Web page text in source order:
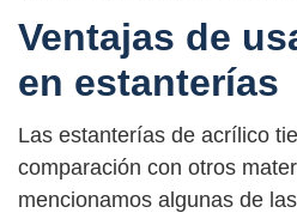
Ventajas de
en estanterías
Las estanterías de acrílico
comparación con otros
mencionamos algunas de